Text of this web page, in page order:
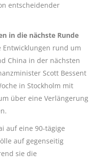
entscheidender
in die nächste Runde
rund um
China in der nächsten
Scott Bessent
in Stockholm mit
über eine Verlängerung
auf eine 90-tägige
auf gegenseitig
sie die